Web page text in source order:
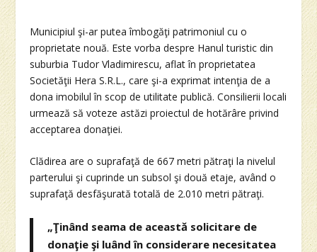
Municipiul şi-ar putea îmbogăţi patrimoniul cu o
proprietate nouă. Este vorba despre Hanul turistic din
suburbia Tudor Vladimirescu, aflat în proprietatea
Societăţii Hera S.R.L., care şi-a exprimat intenţia de a
dona imobilul în scop de utilitate publică. Consilierii locali
urmează să voteze astăzi proiectul de hotărâre privind
acceptarea donaţiei.
Clădirea are o suprafaţă de 667 metri pătraţi la nivelul
parterului şi cuprinde un subsol şi două etaje, având o
suprafaţă desfăşurată totală de 2.010 metri pătraţi.
„Ţinând seama de această solicitare de
donaţie şi luând în considerare necesitatea